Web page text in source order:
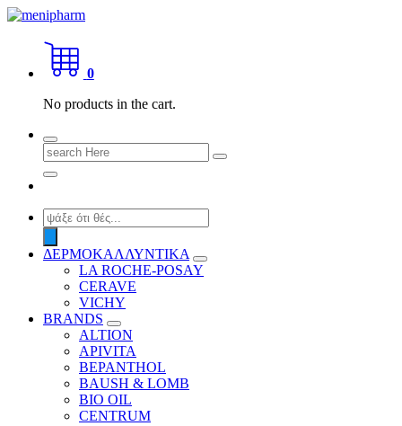
Skip
content
shop 2 easily
0
No products in the cart.
Search
for:
Products
search
ΔΕΡΜΟΚΑΛΛΥΝΤΙΚΑ
LA ROCHE-POSAY
CERAVE
VICHY
BRANDS
ALTION
APIVITA
BEPANTHOL
BAUSH & LOMB
BIO OIL
CENTRUM